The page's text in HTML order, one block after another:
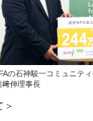
の石神駿一コミュニテ
﨑伸理事長
＞